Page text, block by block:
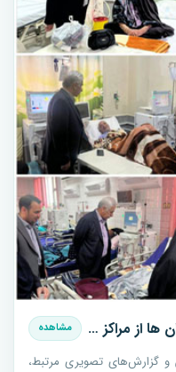
بازدید معاونت هماهنگی امور استان ها از مراکز درمانی بیماریهای خاص استان خراسان جنوبی مشاهده
گزارش‌های تصویری مرتبط،